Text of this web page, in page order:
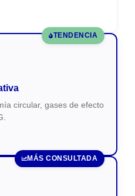
TENDENCIA
circular, gases de efecto
MÁS CONSULTADA